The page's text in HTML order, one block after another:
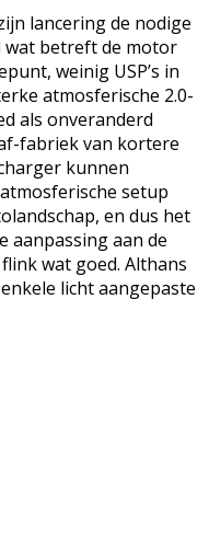
lancering de nodige
wat betreft de motor
weinig USP’s in
atmosferische 2.0-
als onveranderd
fabriek van kortere
kunnen
setup
en dus het
aanpassing aan de
wat goed. Althans
licht aangepaste